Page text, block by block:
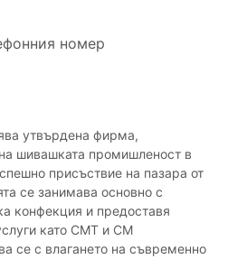
номер
утвърдена фирма,
шивашката промишленост в
присъствие на пазара от
се занимава основно с
конфекция и предоставя
като CMT и CM
се с влагането на съвременно